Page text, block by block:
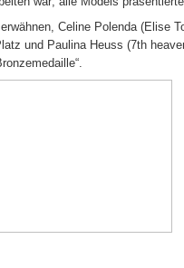
Celine Polenda (Elise
und Paulina Heuss (7th